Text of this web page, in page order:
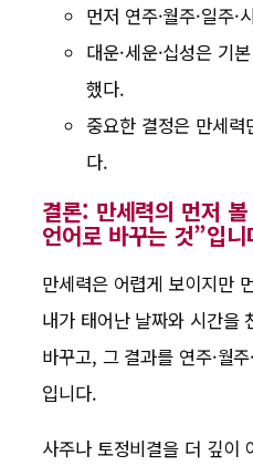
먼저 연주·월주·일주
대운·세운·십성은 기
했다.
중요한 결정은 만세
다.
결론: 만세력의 먼저
언어로 바꾸는 것”입니
만세력은 어렵게 보이지만
내가 태어난 날짜와 시간을
바꾸고, 그 결과를 연주·월
입니다.
사주나 토정비결을 더 깊이